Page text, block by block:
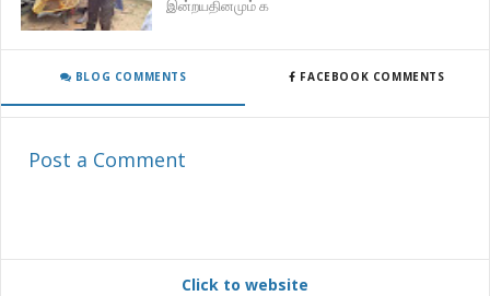
இன்றயதினமும் க
BLOG COMMENTS FACEBOOK COMMENTS
Post a Comment
Click to website